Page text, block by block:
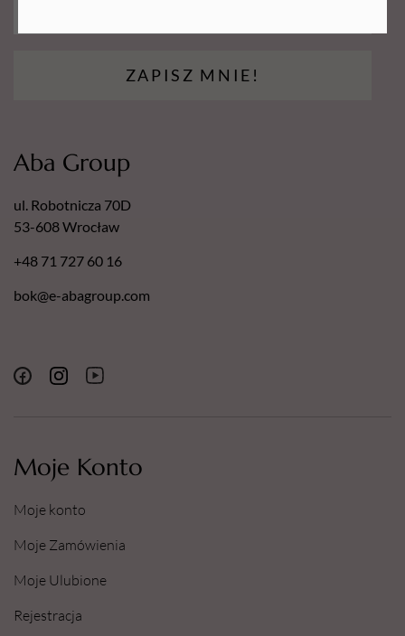
ZAPISZ MNIE!
Moje Konto
Moje konto
Moje Zamówienia
Moje Ulubione
Rejestracja
Aba Group
ul. Robotnicza 70D
53-608 Wrocław
+48 71 727 60 16
bok@e-abagroup.com